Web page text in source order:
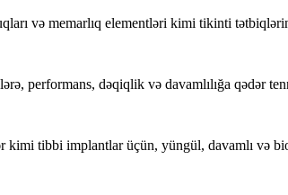
və memarlıq elementləri kimi tikinti
performans, dəqiqlik və davamlılığa qədər
tibbi implantlar üçün, yüngül, davamlı və